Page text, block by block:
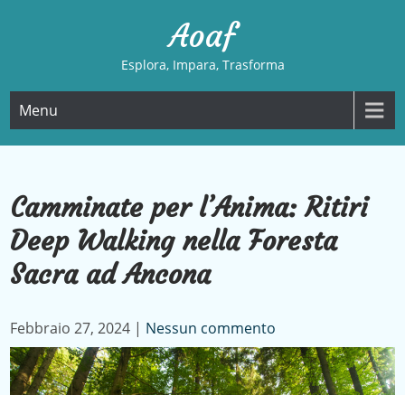
Aoaf
Esplora, Impara, Trasforma
Menu
Camminate per l’Anima: Ritiri
Deep Walking nella Foresta
Sacra ad Ancona
Febbraio 27, 2024 | Nessun commento